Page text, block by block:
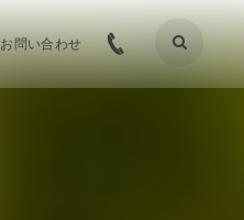
お問い合わせ